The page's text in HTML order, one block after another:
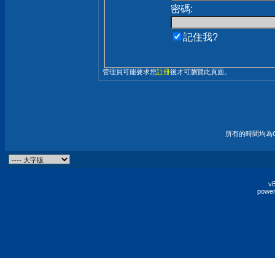
密碼:
記住我?
管理員可能要求您註冊後才可瀏覽此頁面。
所有的時間均為